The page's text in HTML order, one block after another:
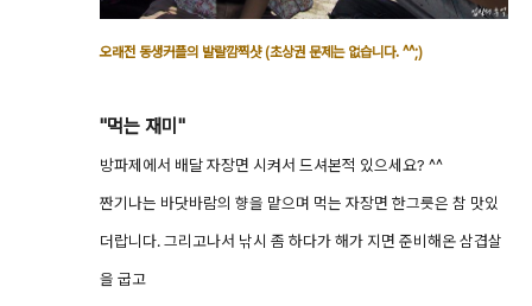
오래전 동생커플의 발랄깜찍샷 (초상권 문제는 없습니다. ^^;)
"먹는 재미"
방파제에서 배달 자장면 시켜서 드셔본적 있으세요? ^^
짠기나는 바닷바람의 향을 맡으며 먹는 자장면 한그릇은 참 맛있
더랍니다. 그리고나서 낚시 좀 하다가 해가 지면 준비해온 삼겹살
을 굽고